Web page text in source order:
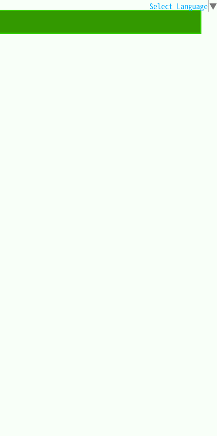
Select Language▼